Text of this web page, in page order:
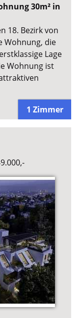
30m² in
18. Bezirk von
Wohnung, die
Lage
Wohnung ist
1 Zimmer